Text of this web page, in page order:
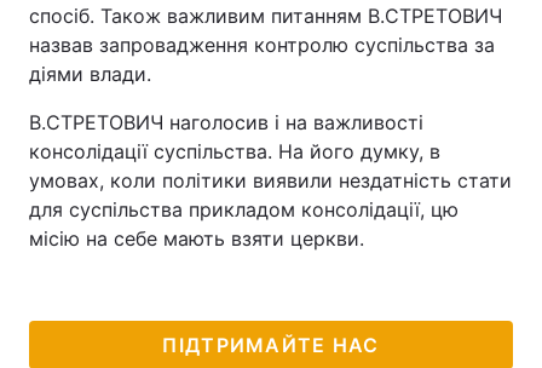
спосіб. Також важливим питанням В.СТРЕТОВИЧ
назвав запровадження контролю суспільства за
діями влади.
В.СТРЕТОВИЧ наголосив і на важливості
консолідації суспільства. На його думку, в
умовах, коли політики виявили нездатність стати
для суспільства прикладом консолідації, цю
місію на себе мають взяти церкви.
ПІДТРИМАЙТЕ НАС